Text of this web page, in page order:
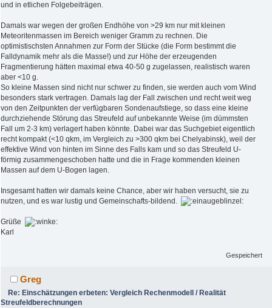
und in etlichen Folgebeiträgen.
Damals war wegen der großen Endhöhe von >29 km nur mit kleinen
Meteoritenmassen im Bereich weniger Gramm zu rechnen. Die
optimistischsten Annahmen zur Form der Stücke (die Form bestimmt die
Falldynamik mehr als die Masse!) und zur Höhe der erzeugenden
Fragmentierung hätten maximal etwa 40-50 g zugelassen, realistisch waren
aber <10 g.
So kleine Massen sind nicht nur schwer zu finden, sie werden auch vom Wind
besonders stark vertragen. Damals lag der Fall zwischen und recht weit weg
von den Zeitpunkten der verfügbaren Sondenaufstiege, so dass eine kleine
durchziehende Störung das Streufeld auf unbekannte Weise (im dümmsten
Fall um 2-3 km) verlagert haben könnte. Dabei war das Suchgebiet eigentlich
recht kompakt (<10 qkm, im Vergleich zu >300 qkm bei Chelyabinsk), weil der
effektive Wind von hinten im Sinne des Falls kam und so das Streufeld U-
förmig zusammengeschoben hatte und die in Frage kommenden kleinen
Massen auf dem U-Bogen lagen.
Insgesamt hatten wir damals keine Chance, aber wir haben versucht, sie zu
nutzen, und es war lustig und Gemeinschafts-bildend.
Grüße
Karl
Gespeichert
Greg
Re: Einschätzungen erbeten: Vergleich Rechenmodell / Realität
Streufeldberechnungen